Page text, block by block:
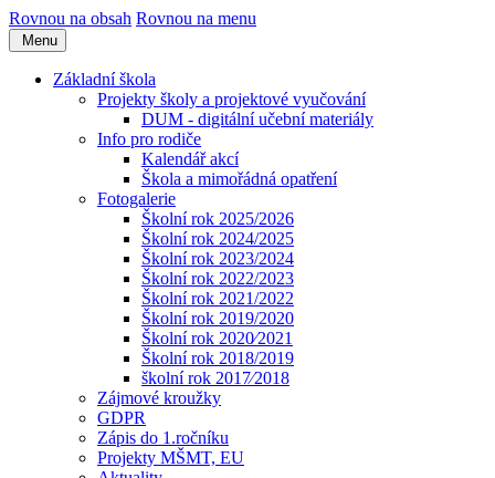
Rovnou na obsah Rovnou na menu
Menu
Základní škola
Projekty školy a projektové vyučování
DUM - digitální učební materiály
Info pro rodiče
Kalendář akcí
Škola a mimořádná opatření
Fotogalerie
Školní rok 2025/2026
Školní rok 2024/2025
Školní rok 2023/2024
Školní rok 2022/2023
Školní rok 2021/2022
Školní rok 2019/2020
Školní rok 2020⁄2021
Školní rok 2018/2019
školní rok 2017⁄2018
Zájmové kroužky
GDPR
Zápis do 1.ročníku
Projekty MŠMT, EU